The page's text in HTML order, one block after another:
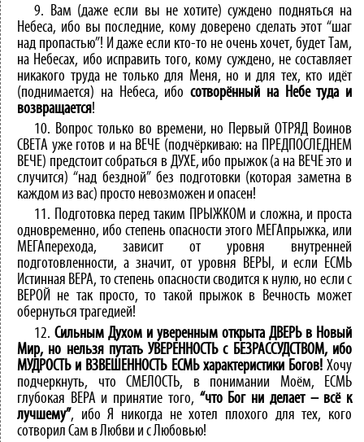
9. Вам (даже если вы не хотите) суждено подняться на
Небеса, ибо вы последние, кому доверено сделать этот “шаг
над пропастью”! И даже если кто-то не очень хочет, будет Там,
на Небесах, ибо исправить того, кому суждено, не составляет
никакого труда не только для Меня, но и для тех, кто идёт
(поднимается) на Небеса, ибо сотворённый на Небе туда и
возвращается!
10. Вопрос только во времени, но Первый ОТРЯД Воинов
СВЕТА уже готов и на ВЕЧЕ (подчёркиваю: на ПРЕДПОСЛЕДНЕМ
ВЕЧЕ) предстоит собраться в ДУХЕ, ибо прыжок (а на ВЕЧЕ это и
случится) “над бездной” без подготовки (которая заметна в
каждом из вас) просто невозможен и опасен!
11. Подготовка перед таким ПРЫЖКОМ и сложна, и проста
одновременно, ибо степень опасности этого МЕГАпрыжка, или
МЕГАперехода, зависит от уровня внутренней
подготовленности, а значит, от уровня ВЕРЫ, и если ЕСМЬ
Истинная ВЕРА, то степень опасности сводится к нулю, но если с
ВЕРОЙ не так просто, то такой прыжок в Вечность может
обернуться трагедией!
12.Сильным Духом и уверенным открыта ДВЕРЬ в Новый
Мир, но нельзя путать УВЕРЕННОСТЬ с БЕЗРАССУДСТВОМ, ибо
МУДРОСТЬ и ВЗВЕШЕННОСТЬ ЕСМЬ характеристики Богов!Хочу
подчеркнуть, что СМЕЛОСТЬ, в понимании Моём, ЕСМЬ
глубокая ВЕРА и принятие того, “что Бог ни делает – всё к
лучшему”, ибо Я никогда не хотел плохого для тех, кого
сотворил Сам в Любви и с Любовью!